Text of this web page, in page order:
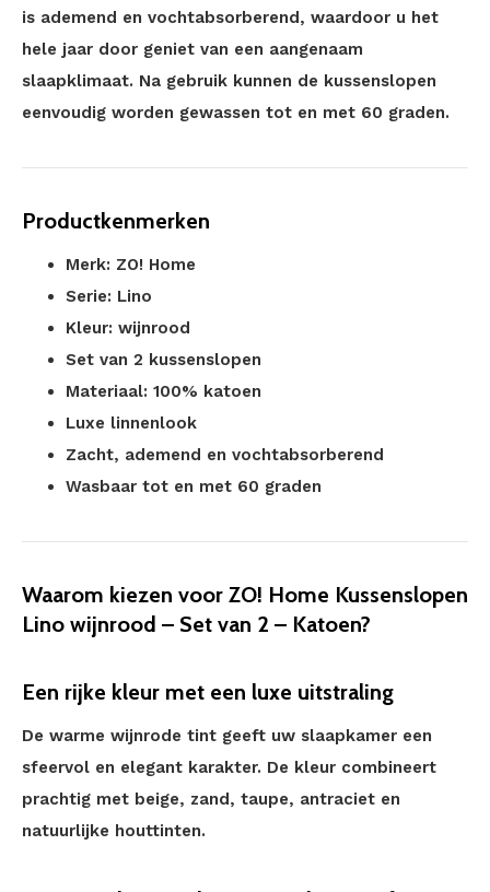
is ademend en vochtabsorberend, waardoor u het
hele jaar door geniet van een aangenaam
slaapklimaat. Na gebruik kunnen de kussenslopen
eenvoudig worden gewassen tot en met 60 graden.
Productkenmerken
Merk: ZO! Home
Serie: Lino
Kleur: wijnrood
Set van 2 kussenslopen
Materiaal: 100% katoen
Luxe linnenlook
Zacht, ademend en vochtabsorberend
Wasbaar tot en met 60 graden
Waarom kiezen voor ZO! Home Kussenslopen
Lino wijnrood – Set van 2 – Katoen?
Een rijke kleur met een luxe uitstraling
De warme wijnrode tint geeft uw slaapkamer een
sfeervol en elegant karakter. De kleur combineert
prachtig met beige, zand, taupe, antraciet en
natuurlijke houttinten.